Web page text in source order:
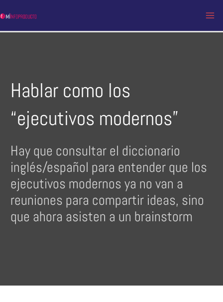
al
contenido
Hablar como los
“ejecutivos modernos”
Hay que consultar el diccionario
inglés/español para entender que los
ejecutivos modernos ya no van a
reuniones para compartir ideas, sino
que ahora asisten a un brainstorm